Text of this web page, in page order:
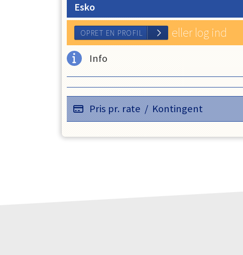
Esko
OPRET EN PROFIL
eller log ind
Info
Pris pr. rate / Kontingent